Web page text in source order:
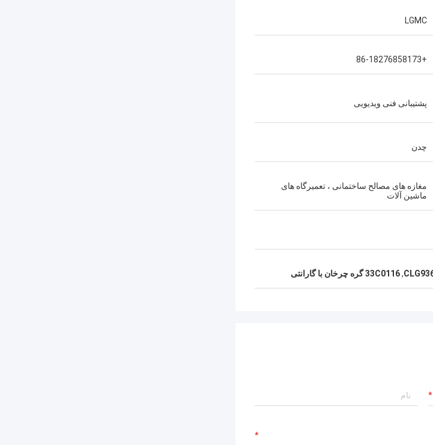
LGMC
+86-18276858173
پشتیبانی فنی ویدیویی
چدن
مغازه های مصالح ساختمانی ، تعمیرگاه های
ماشین آلات
,33C0116 گره چرخان با گارانتی